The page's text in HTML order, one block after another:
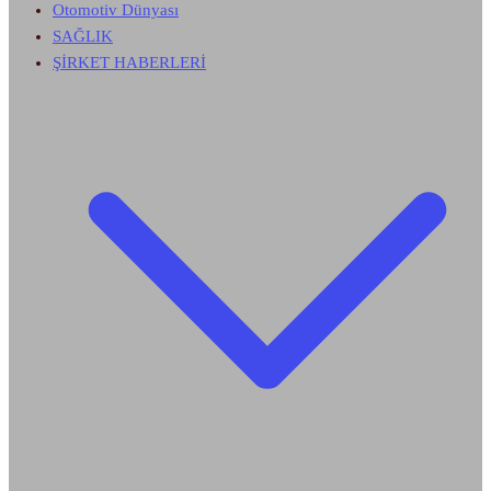
Otomotiv Dünyası
SAĞLIK
ŞİRKET HABERLERİ